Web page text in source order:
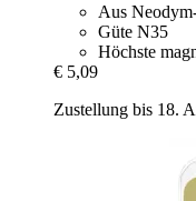
Aus
Güte N35
Höchste
€ 5,09
Zustellung bis 18.